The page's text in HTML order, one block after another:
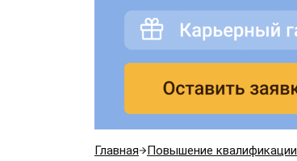
Главная Повышение квалификации